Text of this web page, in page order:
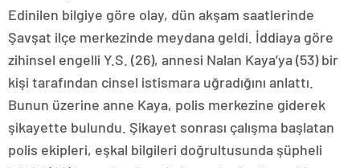
Edinilen bilgiye göre olay, dün akşam saatlerinde
Şavşat ilçe merkezinde meydana geldi. İddiaya göre
zihinsel engelli Y.S. (26), annesi Nalan Kaya’ya (53) bir
kişi tarafından cinsel istismara uğradığını anlattı.
Bunun üzerine anne Kaya, polis merkezine giderek
şikayette bulundu. Şikayet sonrası çalışma başlatan
polis ekipleri, eşkal bilgileri doğrultusunda şüpheli